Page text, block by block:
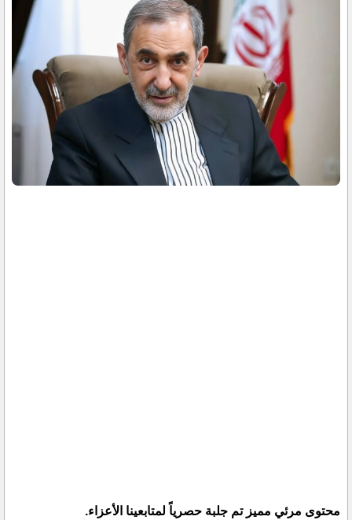
محتوى مرئي مميز تم جلبة حصرياً لمتابعينا الأعزاء.